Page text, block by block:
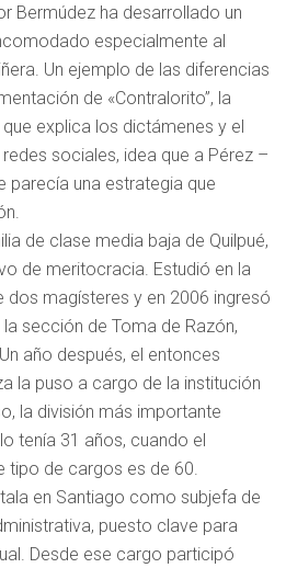
Bermúdez ha desarrollado un
especialmente al
Un ejemplo de las diferencias
de «Contralorito”, la
explica los dictámenes y el
sociales, idea que a Pérez –
parecía una estrategia que
de clase media baja de Quilpué,
de meritocracia. Estudió en la
dos magísteres y en 2006 ingresó
sección de Toma de Razón,
año después, el entonces
la puso a cargo de la institución
la división más importante
tenía 31 años, cuando el
tipo de cargos es de 60.
en Santiago como subjefa de
puesto clave para
Desde ese cargo participó